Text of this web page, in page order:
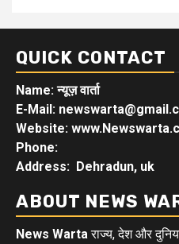
QUICK CONTACT
Name: न्यूज़ वार्ता
E-Mail:
Website:
Phone:
Address: Dehradun, uk
ABOUT NEWS
News Wartaराज्य, देश और